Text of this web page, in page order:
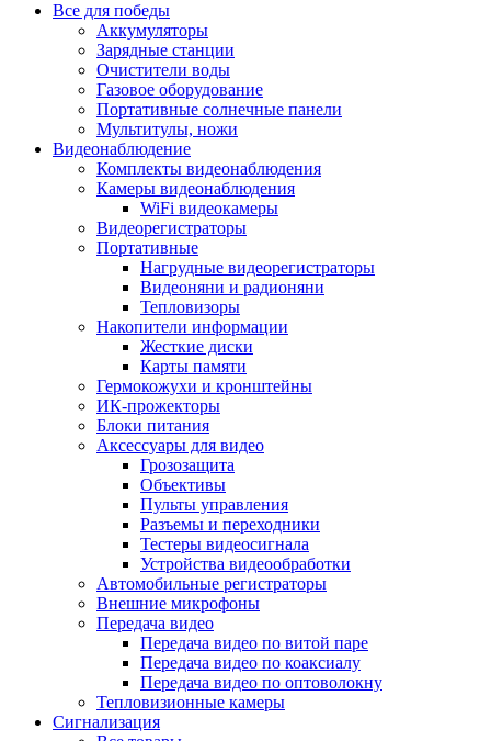
Все для победы
Аккумуляторы
Зарядные станции
Очистители воды
Газовое оборудование
Портативные солнечные панели
Мультитулы, ножи
Видеонаблюдение
Комплекты видеонаблюдения
Камеры видеонаблюдения
WiFi видеокамеры
Видеорегистраторы
Портативные
Нагрудные видеорегистраторы
Видеоняни и радионяни
Тепловизоры
Накопители информации
Жесткие диски
Карты памяти
Гермокожухи и кронштейны
ИК-прожекторы
Блоки питания
Аксессуары для видео
Грозозащита
Объективы
Пульты управления
Разъемы и переходники
Тестеры видеосигнала
Устройства видеообработки
Автомобильные регистраторы
Внешние микрофоны
Передача видео
Передача видео по витой паре
Передача видео по коаксиалу
Передача видео по оптоволокну
Тепловизионные камеры
Сигнализация